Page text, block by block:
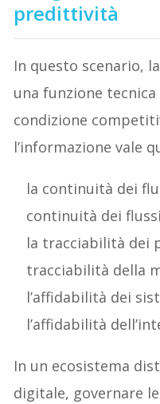
predittività
In questo scenario,
una funzione
condizione
l’informazione vale
la continuità dei
continuità dei
la tracciabilità dei
tracciabilità della
l’affidabilità dei
l’affidabilità
In un ecosistema
digitale, governare